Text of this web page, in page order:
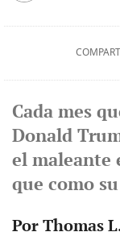
Cada mes
Donald
el maleante
que como
Por Thomas